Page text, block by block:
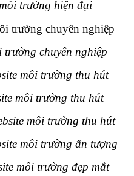
trường hiện đại
trường chuyên nghiệp
môi trường thu hút
môi trường ấn tượng